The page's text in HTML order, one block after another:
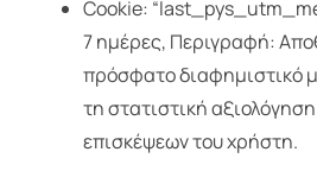
Cookie:
7 ημέρες, Περιγραφή:
πρόσφατο διαφημιστικό
τη στατιστική
επισκέψεων του χρήστη.